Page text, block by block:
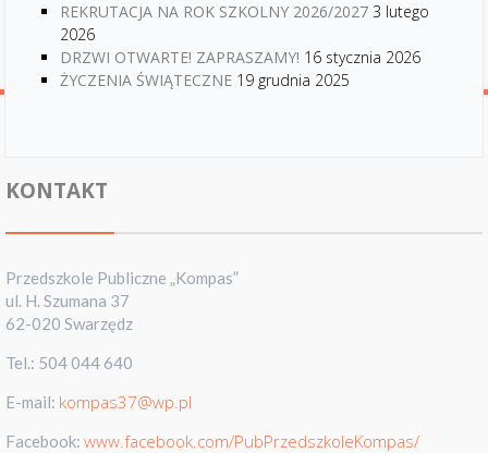
REKRUTACJA NA ROK SZKOLNY 2026/2027 3 lutego
2026
DRZWI OTWARTE! ZAPRASZAMY! 16 stycznia 2026
ŻYCZENIA ŚWIĄTECZNE 19 grudnia 2025
KONTAKT
Przedszkole Publiczne „Kompas”
ul. H. Szumana 37
62-020 Swarzędz
Tel.: 504 044 640
E-mail: kompas37@wp.pl
Facebook: www.facebook.com/PubPrzedszkoleKompas/